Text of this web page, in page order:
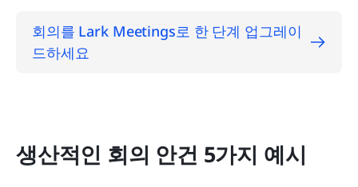
회의를 Lark Meetings로 한 단계 업그레이
드하세요
생산적인 회의 안건 5가지 예시